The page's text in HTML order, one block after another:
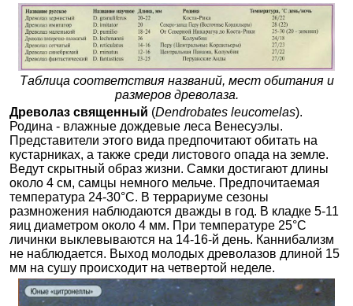
Таблица соответствия названий, мест обитания и
размеров древолаза.
Древолаз священный (Dendrobates leucomelas).
Родина - влажные дождевые леса Венесуэлы.
Представители этого вида предпочитают обитать на
кустарниках, а также среди листового опада на земле.
Ведут скрытный образ жизни. Самки достигают длины
около 4 см, самцы немного мельче. Предпочитаемая
температура 24-30°С. В террариуме сезоны
размножения наблюдаются дважды в год. В кладке 5-11
яиц диаметром около 4 мм. При температуре 25°С
личинки выклевываются на 14-16-й день. Каннибализм
не наблюдается. Выход молодых древолазов длиной 15
мм на сушу происходит на четвертой неделе.